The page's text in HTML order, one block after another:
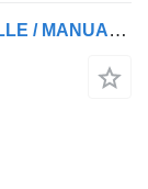
Renault Premium 400 (POMPE MANUELLE / MANUAL PUMP / BOITE MANUELLE / MAN